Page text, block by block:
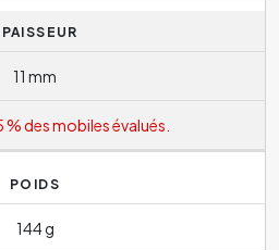
11 mm
% des mobiles évalués.
POIDS
144 g